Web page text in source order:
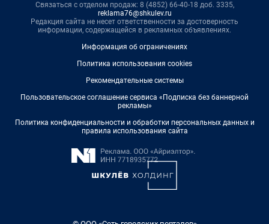
Связаться с отделом продаж: 8 (4852) 66-40-18 доб. 3335,
reklama76@shkulev.ru
Редакция сайта не несет ответственности за достоверность
информации, содержащейся в рекламных объявлениях.
Информация об ограничениях
Политика использования cookies
Рекомендательные системы
Пользовательское соглашение сервиса «Подписка без баннерной
рекламы»
Политика конфиденциальности и обработки персональных данных и
правила использования сайта